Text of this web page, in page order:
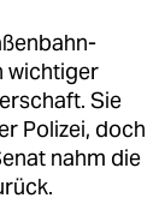
wichtiger
Sie
Polizei, doch
nahm die